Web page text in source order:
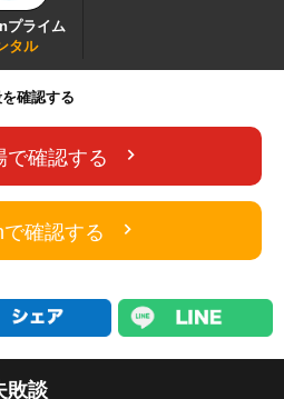
プライム
タル
確認する
で確認する
確認する
敗談